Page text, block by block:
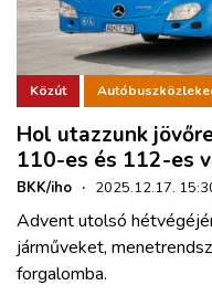
Közút
Hol utazzunk
110-es és 112-es
BKK/iho · 2025.12.17.
Advent utolsó
járműveket,
forgalomba.